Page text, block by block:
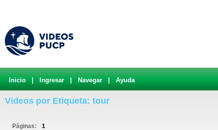
Inicio Ingresar Navegar Ayuda
Videos por Etiqueta: tour
Páginas: 1